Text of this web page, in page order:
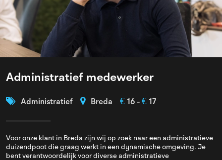
Administratief medewerker
Administratief Breda € 16 - € 17
Voor onze klant in Breda zijn wij op zoek naar een administratieve
duizendpoot die graag werkt in een dynamische omgeving. Je
bent verantwoordelijk voor diverse administratieve